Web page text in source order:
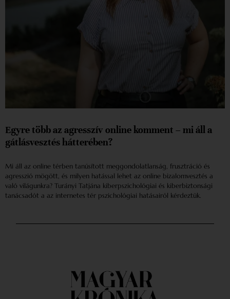
Egyre több az agresszív online komment – mi áll a
gátlásvesztés hátterében?
Mi áll az online térben tanúsított meggondolatlanság, frusztráció és
agresszió mögött, és milyen hatással lehet az online bizalomvesztés a
való világunkra? Turányi Tatjána kiberpszichológiai és kiberbiztonsági
tanácsadót a az internetes tér pszichológiai hatásairól kérdeztük.